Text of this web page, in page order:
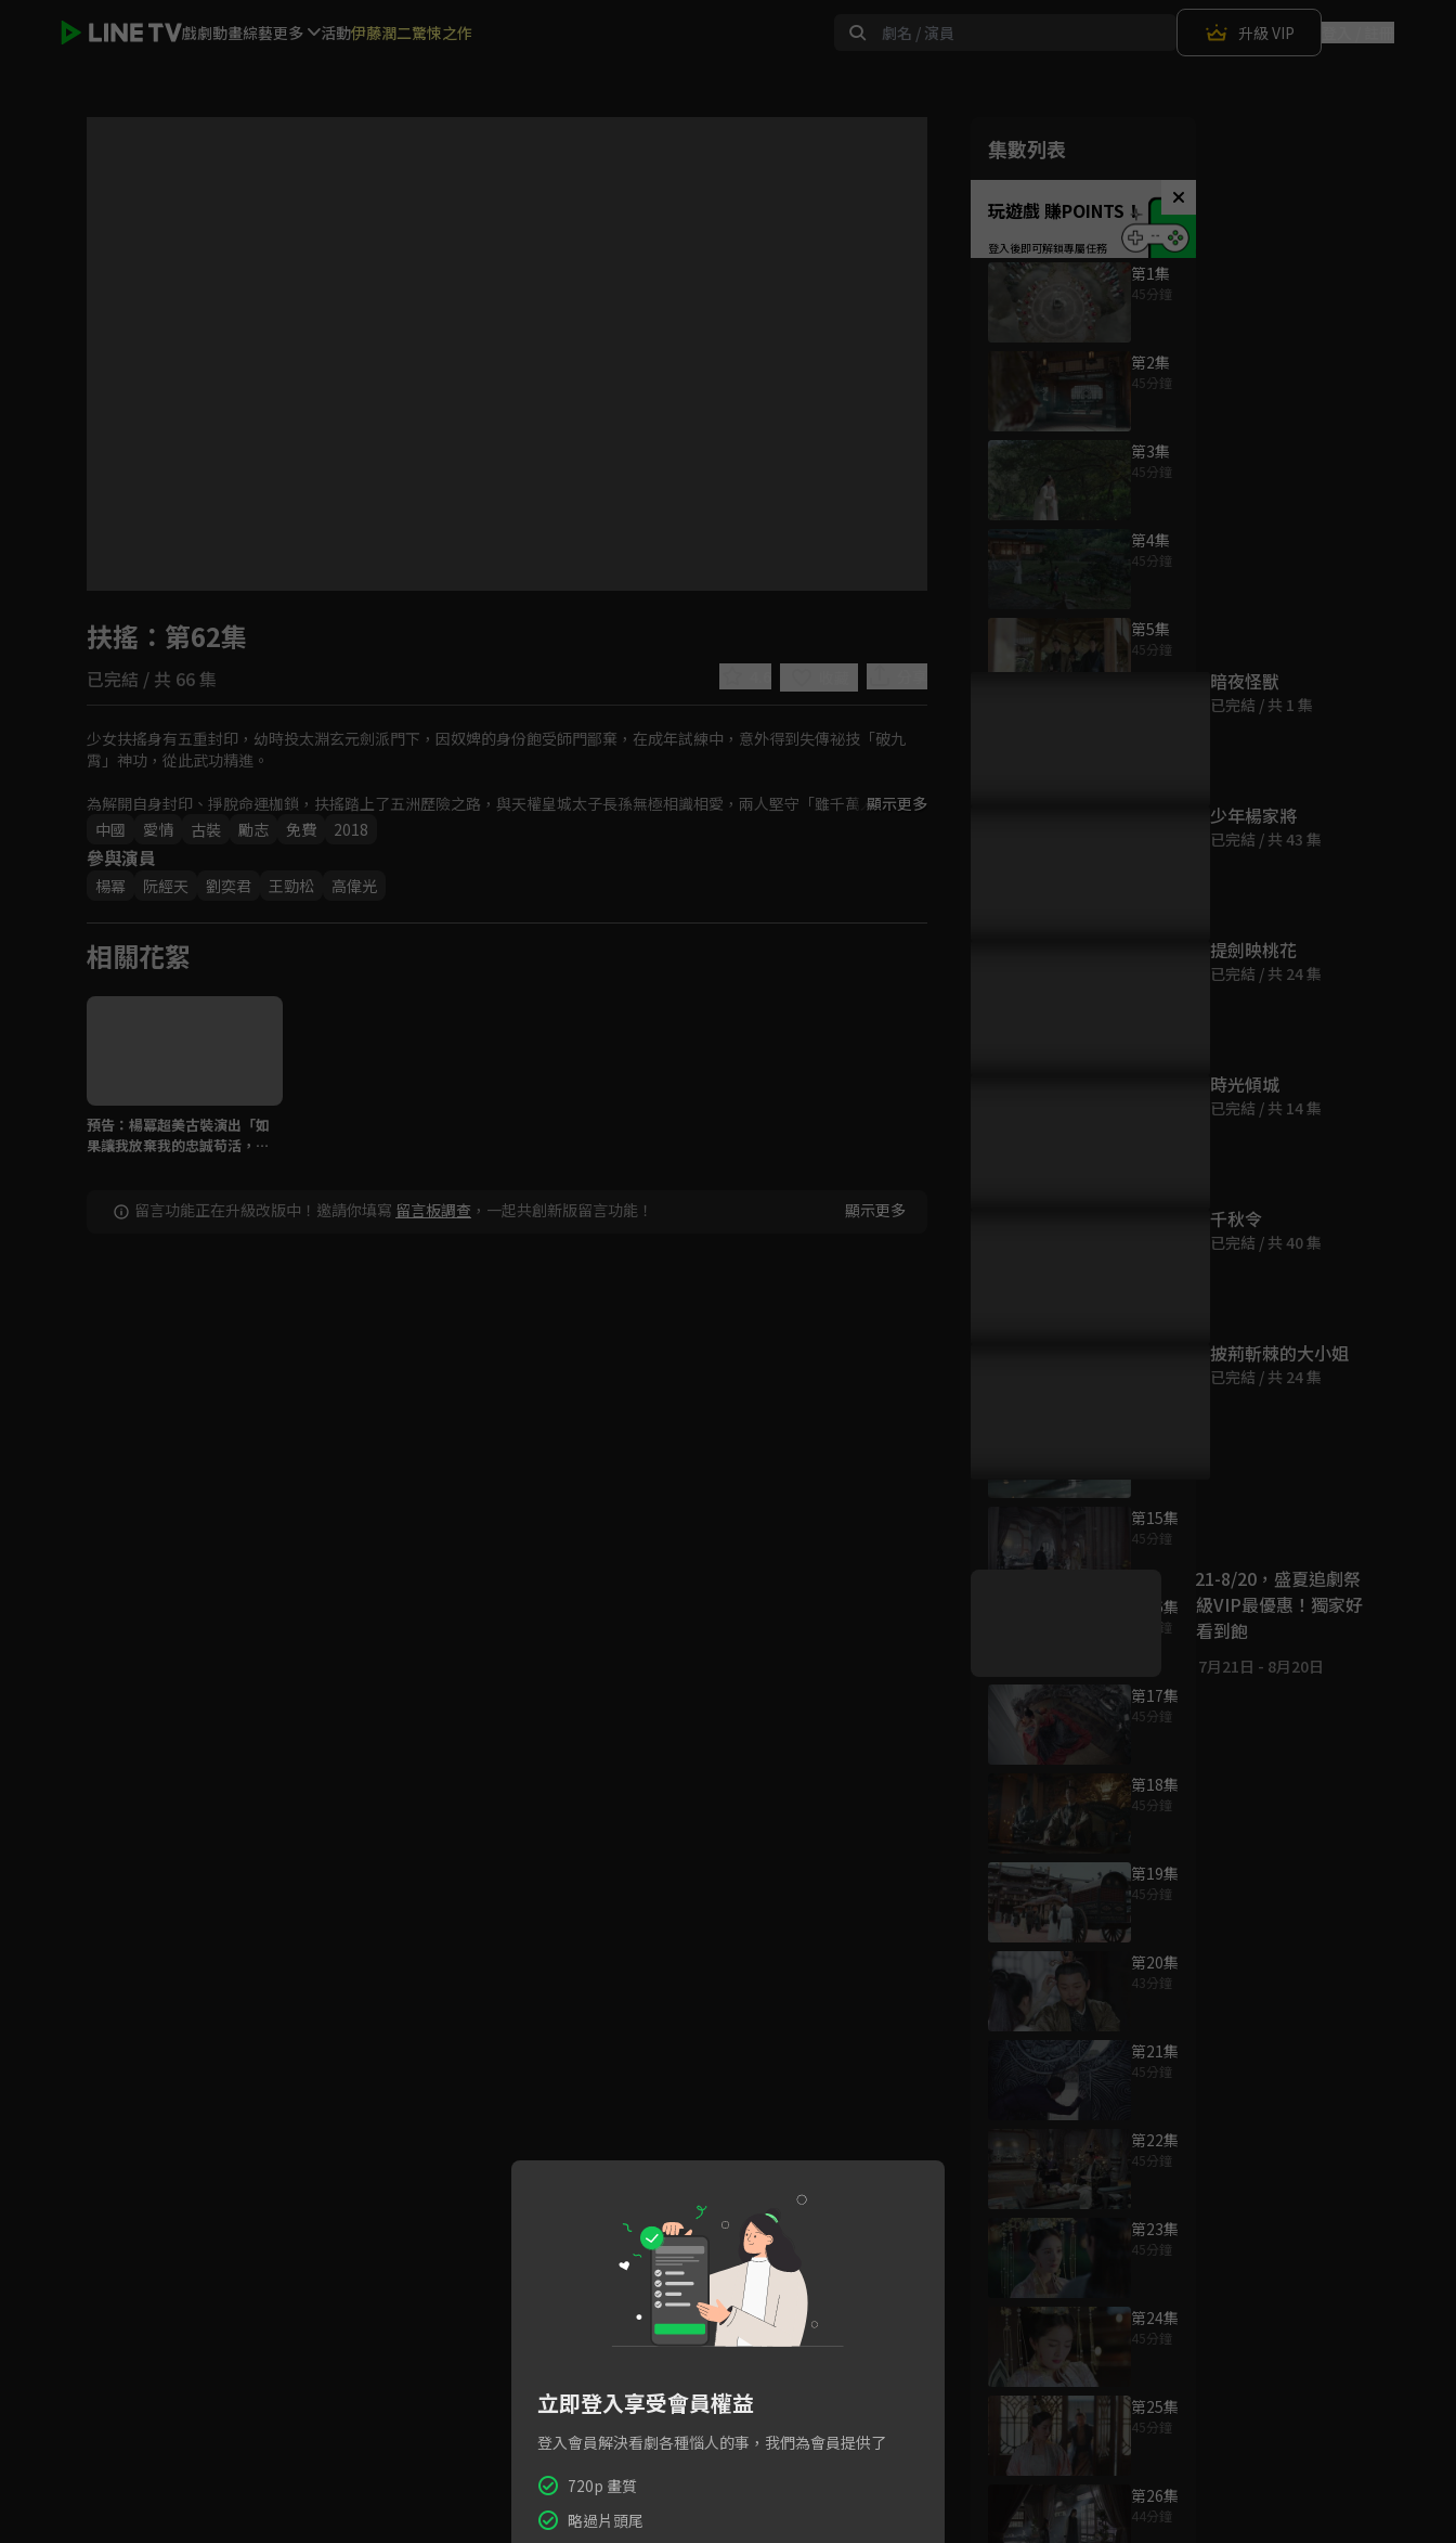
戲劇動畫綜藝更多 活動伊藤潤二驚悚之作 升級 VIP
Video
如有不便請見諒
集數列表
玩遊戲 賺POINTS！
第1集
45分鐘
第2集
45分鐘
第3集
45分鐘
第4集
45分鐘
第5集
45分鐘
第15集
45分鐘
第16集
45分鐘
第17集
45分鐘
第18集
45分鐘
第19集
45分鐘
第20集
43分鐘
第21集
45分鐘
第22集
45分鐘
第23集
45分鐘
第24集
45分鐘
第25集
45分鐘
第26集
44分鐘
扶搖 ：第62集
已完結 / 共 66 集
少女扶搖身有五重封印，幼時投太淵玄元劍派門下，因奴婢的身份飽受師門鄙棄，在成年試練中，意外得到失傳祕技「破九
霄」神功，從此武功精進。
為解開自身封印、掙脫命運枷鎖，扶搖踏上了五洲歷險之路，與天權皇城太子長孫無極相識相愛，兩人堅守「雖千萬人吾往
矣」的信念，歷經磨難披荊斬棘，終破穹蒼陰謀，斬殺各路邪毒，守護五洲安泰。扶搖與無極的愛情也終成善果。
顯示更多
中國
愛情 古裝 勵志 免費 2018
參與演員
楊冪 阮經天 劉奕君 王勁松 高偉光
相關花絮
預告：楊冪超美古裝演出「如
果讓我放棄我的忠誠苟活，我
留言功能正在升級改版中！邀請你填寫 留言板調查 ，一起共創新版留言功能！ 顯示更多
為您推薦
暗夜怪獸
已完結 / 共 1 集
少年楊家將
已完結 / 共 43 集
提劍映桃花
已完結 / 共 24 集
時光傾城
已完結 / 共 14 集
千秋令
已完結 / 共 40 集
披荊斬棘的大小姐
已完結 / 共 24 集
好康資訊
7/21-8/20，盛夏追劇祭
升級VIP最優惠！獨家好
戲看到飽
7月21日 - 8月20日
立即登入享受會員權益
登入會員解決看劇各種惱人的事，我們為會員提供了
720p 畫質
略過片頭尾